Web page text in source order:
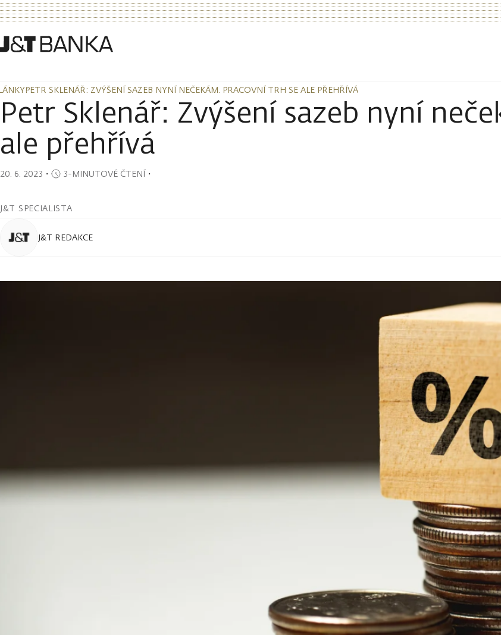
PETR SKLENÁŘ: ZVÝŠENÍ SAZEB NYNÍ NEČEKÁM. PRACOVNÍ TRH SE ALE PŘEHŘÍVÁ
PETR SKLENÁŘ: ZVÝŠENÍ SAZEB NYNÍ NEČEKÁM. PRACOVNÍ TRH SE ALE PŘEHŘÍVÁ
Petr Sklenář: Zvýšení sazeb nyní
ale přehřívá
20. 6. 2023 ・ 3-MINUTOVÉ ČTENÍ・
J&T SPECIALISTA
J&T REDAKCE